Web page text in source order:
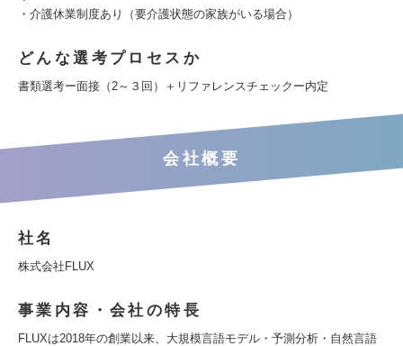
・介護休業制度あり（要介護状態の家族がいる場合）
どんな選考プロセスか
書類選考ー面接（2～３回）＋リファレンスチェックー内定
会社概要
社名
株式会社FLUX
事業内容・会社の特長
FLUXは2018年の創業以来、大規模言語モデル・予測分析・自然言語